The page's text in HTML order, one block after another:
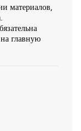
материалов,
главную